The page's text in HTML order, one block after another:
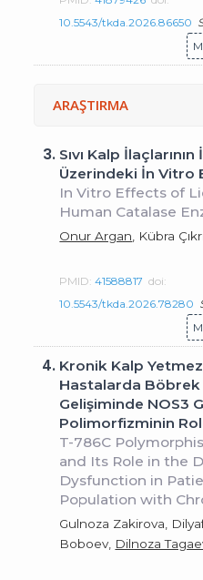
10.5543/tkda.2026.86650
ARAŞTIRMA
3. Sıvı Kalp
Üzerindeki İn Vitro
In Vitro Effects of
Human Catalase
Onur Argan , Kübra
PMID:41588817 doi:
10.5543/tkda.2026.78280
4. Kronik Kalp
Hastalarda
Gelişiminde NOS3
Polimorfizminin
T-786C
and Its Role in the
Dysfunction in
Population with
Gulnoza Zakirova,
Boboev, Dilnoza